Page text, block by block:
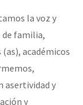
la voz y
de familia,
académicos
asertividad y
y